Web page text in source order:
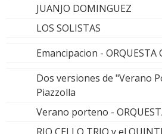
JUANJO DOMINGUEZ
LOS SOLISTAS
Emancipacion - ORQUESTA
Dos versiones de "Verano
Piazzolla
Verano porteno -